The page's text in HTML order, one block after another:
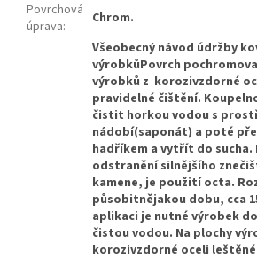
Povrchová
úprava:
Chrom.
Všeobecný návod údržby
výrobkůPovrch
výrobků z korozivzdorné
pravidelné čištění.
čistit horkou vodou s
nádobí(saponát) a poté
hadříkem a vytřít do sucha.
odstranění silnějšího
kamene, je použití octa.
působitnějakou dobu, cca
aplikaci je nutné výrobek
čistou vodou. Na plochy
korozivzdorné oceli